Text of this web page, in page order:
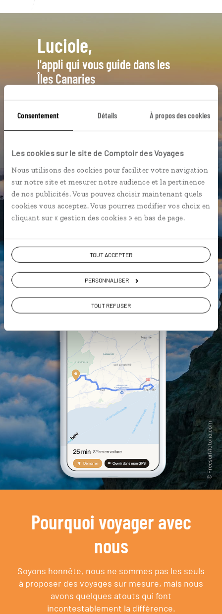
Consentement Détails À propos des cookies
Les cookies sur le site de Comptoir des Voyages
Nous utilisons des cookies pour faciliter votre navigation
sur notre site et mesurer notre audience et la pertinence
de nos publicités. Vous pouvez choisir maintenant quels
cookies vous acceptez. Vous pourrez modifier vos choix en
cliquant sur « gestion des cookies » en bas de page.
TOUT ACCEPTER
PERSONNALISER
TOUT REFUSER
Luciole,
l'appli qui vous guide dans les
Îles Canaries
L’itinéraire vers votrefincaen 1
clic
Notre sélection debodegas
géolocalisés
L'album souvenirs à composer
vous-même
Pourquoi voyager avec
nous
Soyons honnête, nous ne sommes pas les seuls
à proposer des voyages sur mesure, mais nous
avons quelques atouts qui font
incontestablement la différence.